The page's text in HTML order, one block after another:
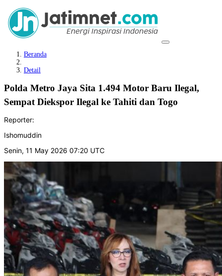
Beranda
Detail
Polda Metro Jaya Sita 1.494 Motor Baru Ilegal,
Sempat Diekspor Ilegal ke Tahiti dan Togo
Reporter:
Ishomuddin
Senin, 11 May 2026 07:20 UTC